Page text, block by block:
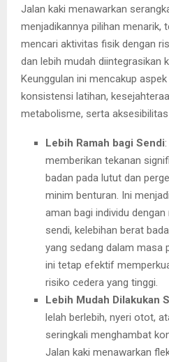
Jalan kaki menawarkan
menjadikannya pilihan menarik,
mencari aktivitas fisik dengan
dan lebih mudah diintegrasikan
Keunggulan ini mencakup
konsistensi latihan,
metabolisme, serta aksesibilitas
Lebih Ramah bagi Sendi
memberikan tekanan
badan pada lutut dan
minim benturan. Ini
aman bagi individu
sendi, kelebihan berat
yang sedang dalam masa
ini tetap efektif
risiko cedera yang tinggi.
Lebih Mudah Dilakukan
lelah berlebih, nyeri otot,
seringkali menghambat
Jalan kaki menawarkan